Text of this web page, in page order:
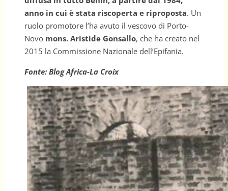
anno in cui è stata riscoperta e riproposta. Un
ruolo promotore l’ha avuto il vescovo di Porto-
Novo mons. Aristide Gonsallo, che ha creato nel
2015 la Commissione Nazionale dell’Epifania.
Fonte: Blog Africa-La Croix